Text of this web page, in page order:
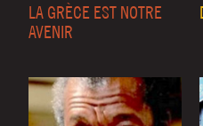
LA GRÈCE EST NOTRE
AVENIR